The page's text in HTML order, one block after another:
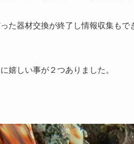
た器材交換が終了し情報収集も
嬉しい事が２つありました。